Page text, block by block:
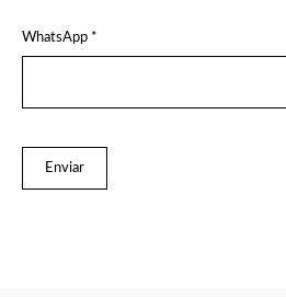
WhatsApp *
Enviar